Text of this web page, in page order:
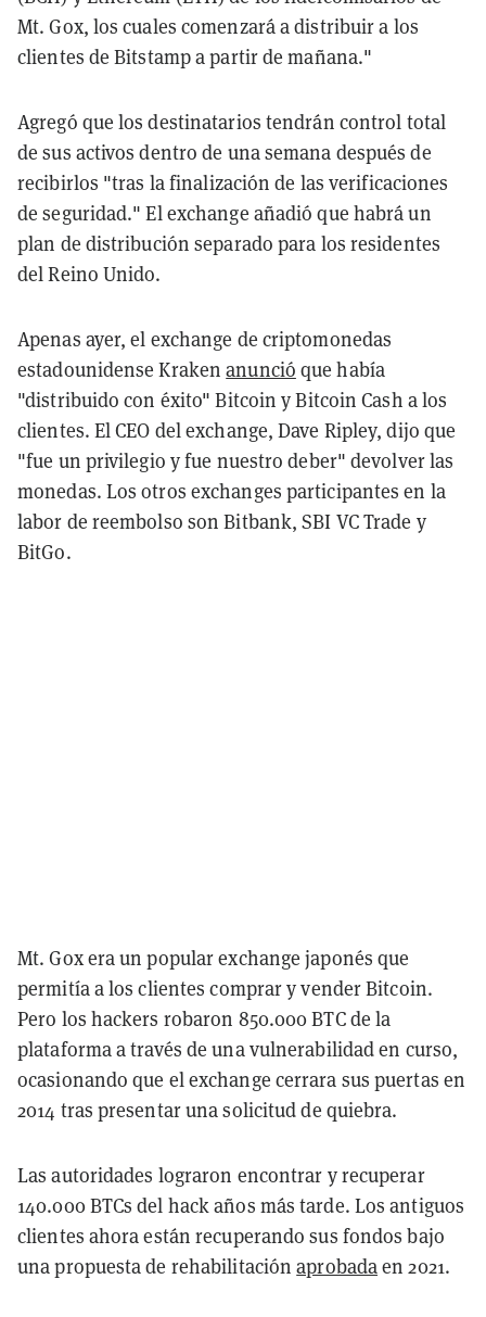
Mt. Gox, los cuales comenzará a distribuir a los
clientes de Bitstamp a partir de mañana."
Agregó que los destinatarios tendrán control total
de sus activos dentro de una semana después de
recibirlos "tras la finalización de las verificaciones
de seguridad." El exchange añadió que habrá un
plan de distribución separado para los residentes
del Reino Unido.
Apenas ayer, el exchange de criptomonedas
estadounidense Krakenanunció que había
"distribuido con éxito" Bitcoin y Bitcoin Cash a los
clientes. El CEO del exchange, Dave Ripley, dijo que
"fue un privilegio y fue nuestro deber" devolver las
monedas. Los otros exchanges participantes en la
labor de reembolso son Bitbank, SBI VC Trade y
BitGo.
Mt. Gox era un popular exchange japonés que
permitía a los clientes comprar y vender Bitcoin.
Pero los hackers robaron 850.000 BTC de la
plataforma a través de una vulnerabilidad en curso,
ocasionando que el exchange cerrara sus puertas en
2014 tras presentar una solicitud de quiebra.
Las autoridades lograron encontrar y recuperar
140.000 BTCs del hack años más tarde. Los antiguos
clientes ahora están recuperando sus fondos bajo
una propuesta de rehabilitaciónaprobadaen 2021.